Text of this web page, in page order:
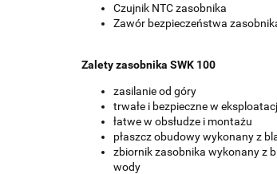
Czujnik NTC zasobnika
Zawór bezpieczeństwa
Zalety zasobnika SWK 100
zasilanie od góry
trwałe i bezpieczne w
łatwe w obsłudze i montażu
płaszcz obudowy wykonany z
zbiornik zasobnika wykonany z
wody